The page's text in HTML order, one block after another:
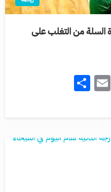
السلة من التغلب على
Snapchat
Email